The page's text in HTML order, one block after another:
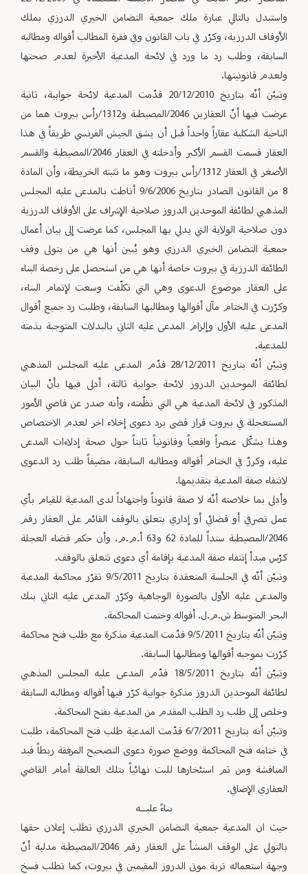
واستبدل بالتالي عبارة ملك جمعية التضامن الخيري الدرزي بملك
الأوقاف الدرزية، وكرّر في باب القانون وفي فقرة المطالب أقواله ومطالبه
السابقة، وطلب رد ما ورد في لائحة المدعية الأخيرة لعدم صحتها
ولعدم قانونيتها.
وتبيّن أنّه بتاريخ 20/12/2010 قدّمت المدعية لائحة جوابية، ثانية
عرضت فيها أنّ العقارين 2046/المصيطبة و1312/رأس بيروت هما من
الناحية الشكلية عقاراً واحداً قبل أن يشق الجيش الفرنسي طريقاً في هذا
العقار قسمت القسم الأكبر وأدخلته في العقار 2046/المصيطبة والقسم
الأصغر في العقار 1312/رأس بيروت وهو ما تثبته الخريطة، وأن المادة
8 من القانون الصادر بتاريخ 9/6/2006 أناطت بالمدعى عليه المجلس
المذهبي لطائفة الموحدين الدروز صلاحية الإشراف على الأوقاف الدرزية
دون صلاحية الولاية التي يدلي بها المجلس، كما عرضت إلى بيان أعمال
جمعية التضامن الخيري الدرزي وهو يُبين أنها هي من يتولى وقف
الطائفة الدرزية في بيروت خاصة أنها هي من استحصل على رخصة البناء
على العقار موضوع الدعوى وهي التي تكلّفت وسعت لإتمام البناء،
وكرّرت في الختام مآل أقوالها ومطالبها السابقة، وطلبت رد جميع أقوال
المدعى عليه الأول وإلزام المدعى عليه الثاني بالبدلات المتوجبة بذمته
للمدعية.
وتبيّن أنّه بتاريخ 28/12/2011 قدّم المدعى عليه المجلس المذهبي
لطائفة الموحدين الدروز لائحة جوابية ثالثة، أدلى فيها بأنّ البيان
المذكور في لائحة المدعية هي التي نظّمته، وأنه صدر عن قاضي الأمور
المستعجلة في بيروت قرار قضى برد دعوى إخلاء اخر لعدم الاختصاص
وهذا يشكّل عنصراً واقعياً وقانونياً ثابتاً حول صحة إدلاءات المدعى
عليه، وكررّ في الختام أقواله ومطالبه السابقة، مضيفاً طلب رد الدعوى
لانتفاء صفة المدعية بتقديمها.
وأدلى بما خلاصته أنّه لا صفة قانوناً واجتهاداً لدى المدعية للقيام بأي
عمل تصرفي أو قضائي أو إداري يتعلق بالوقف القائم على العقار رقم
2046/المصيطبة سنداً للمادة 62 و63 أ.م.م. وأن حكم قضاء العجلة
كرّس مبدأ إنتفاء صفة المدعية بإقامة أي دعوى تتعلق بالوقف.
وتبيّن أنّه في الجلسة المنعقدة بتاريخ 9/5/2011 تقرّر محاكمة المدعية
والمدعى عليه الأول بالصورة الوجاهية وكرّر المدعى عليه الثاني بنك
البحر المتوسط ش.م.ل. أقواله وختمت المحاكمة.
وتبيّن أنّه بتاريخ 9/5/2011 قدّمت المدعية مذكرة مع طلب فتح محاكمة
كرّرت بموجبه أقوالها ومطالبها السابقة.
وتبيّن أنّه بتاريخ 18/5/2011 قدّم المدعى عليه المجلس المذهبي
لطائفة الموحدين الدروز مذكرة جوابية كرّر فيها أقواله ومطالبه السابقة
وخلص إلى طلب رد الطلب المقدم من المدعية بفتح المحاكمة.
وتبيّن أنه بتاريخ 6/7/2011 قدّمت المدعية طلب فتح المحاكمة، طلبت
في ختامه فتح المحاكمة ووضع صورة دعوى التصحيح المرفقة ربطاً قيد
المناقشة ومن ثم استئخارها للبت نهائياً بتلك العالقة أمام القاضي
العقاري الإضافي.
بناءً عليـــه
حيث ان المدعية جمعية التضامن الخيري الدرزي تطلب إعلان حقها
بالتولي على الوقف المنشأ على العقار رقم 2046/المصيطبة مدلية أنّ
وجهة استعماله تربة موتى الدروز المقيمين في بيروت، كما تطلب فسخ